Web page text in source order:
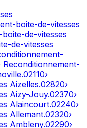
boite-de-vitesses
boite-de-vitesses
de-vitesses
Reconditionnement-
.02110›
Aizelles.02820›
Aizy-Jouy.02370›
Alaincourt.02240›
Allemant.02320›
Ambleny.02290›